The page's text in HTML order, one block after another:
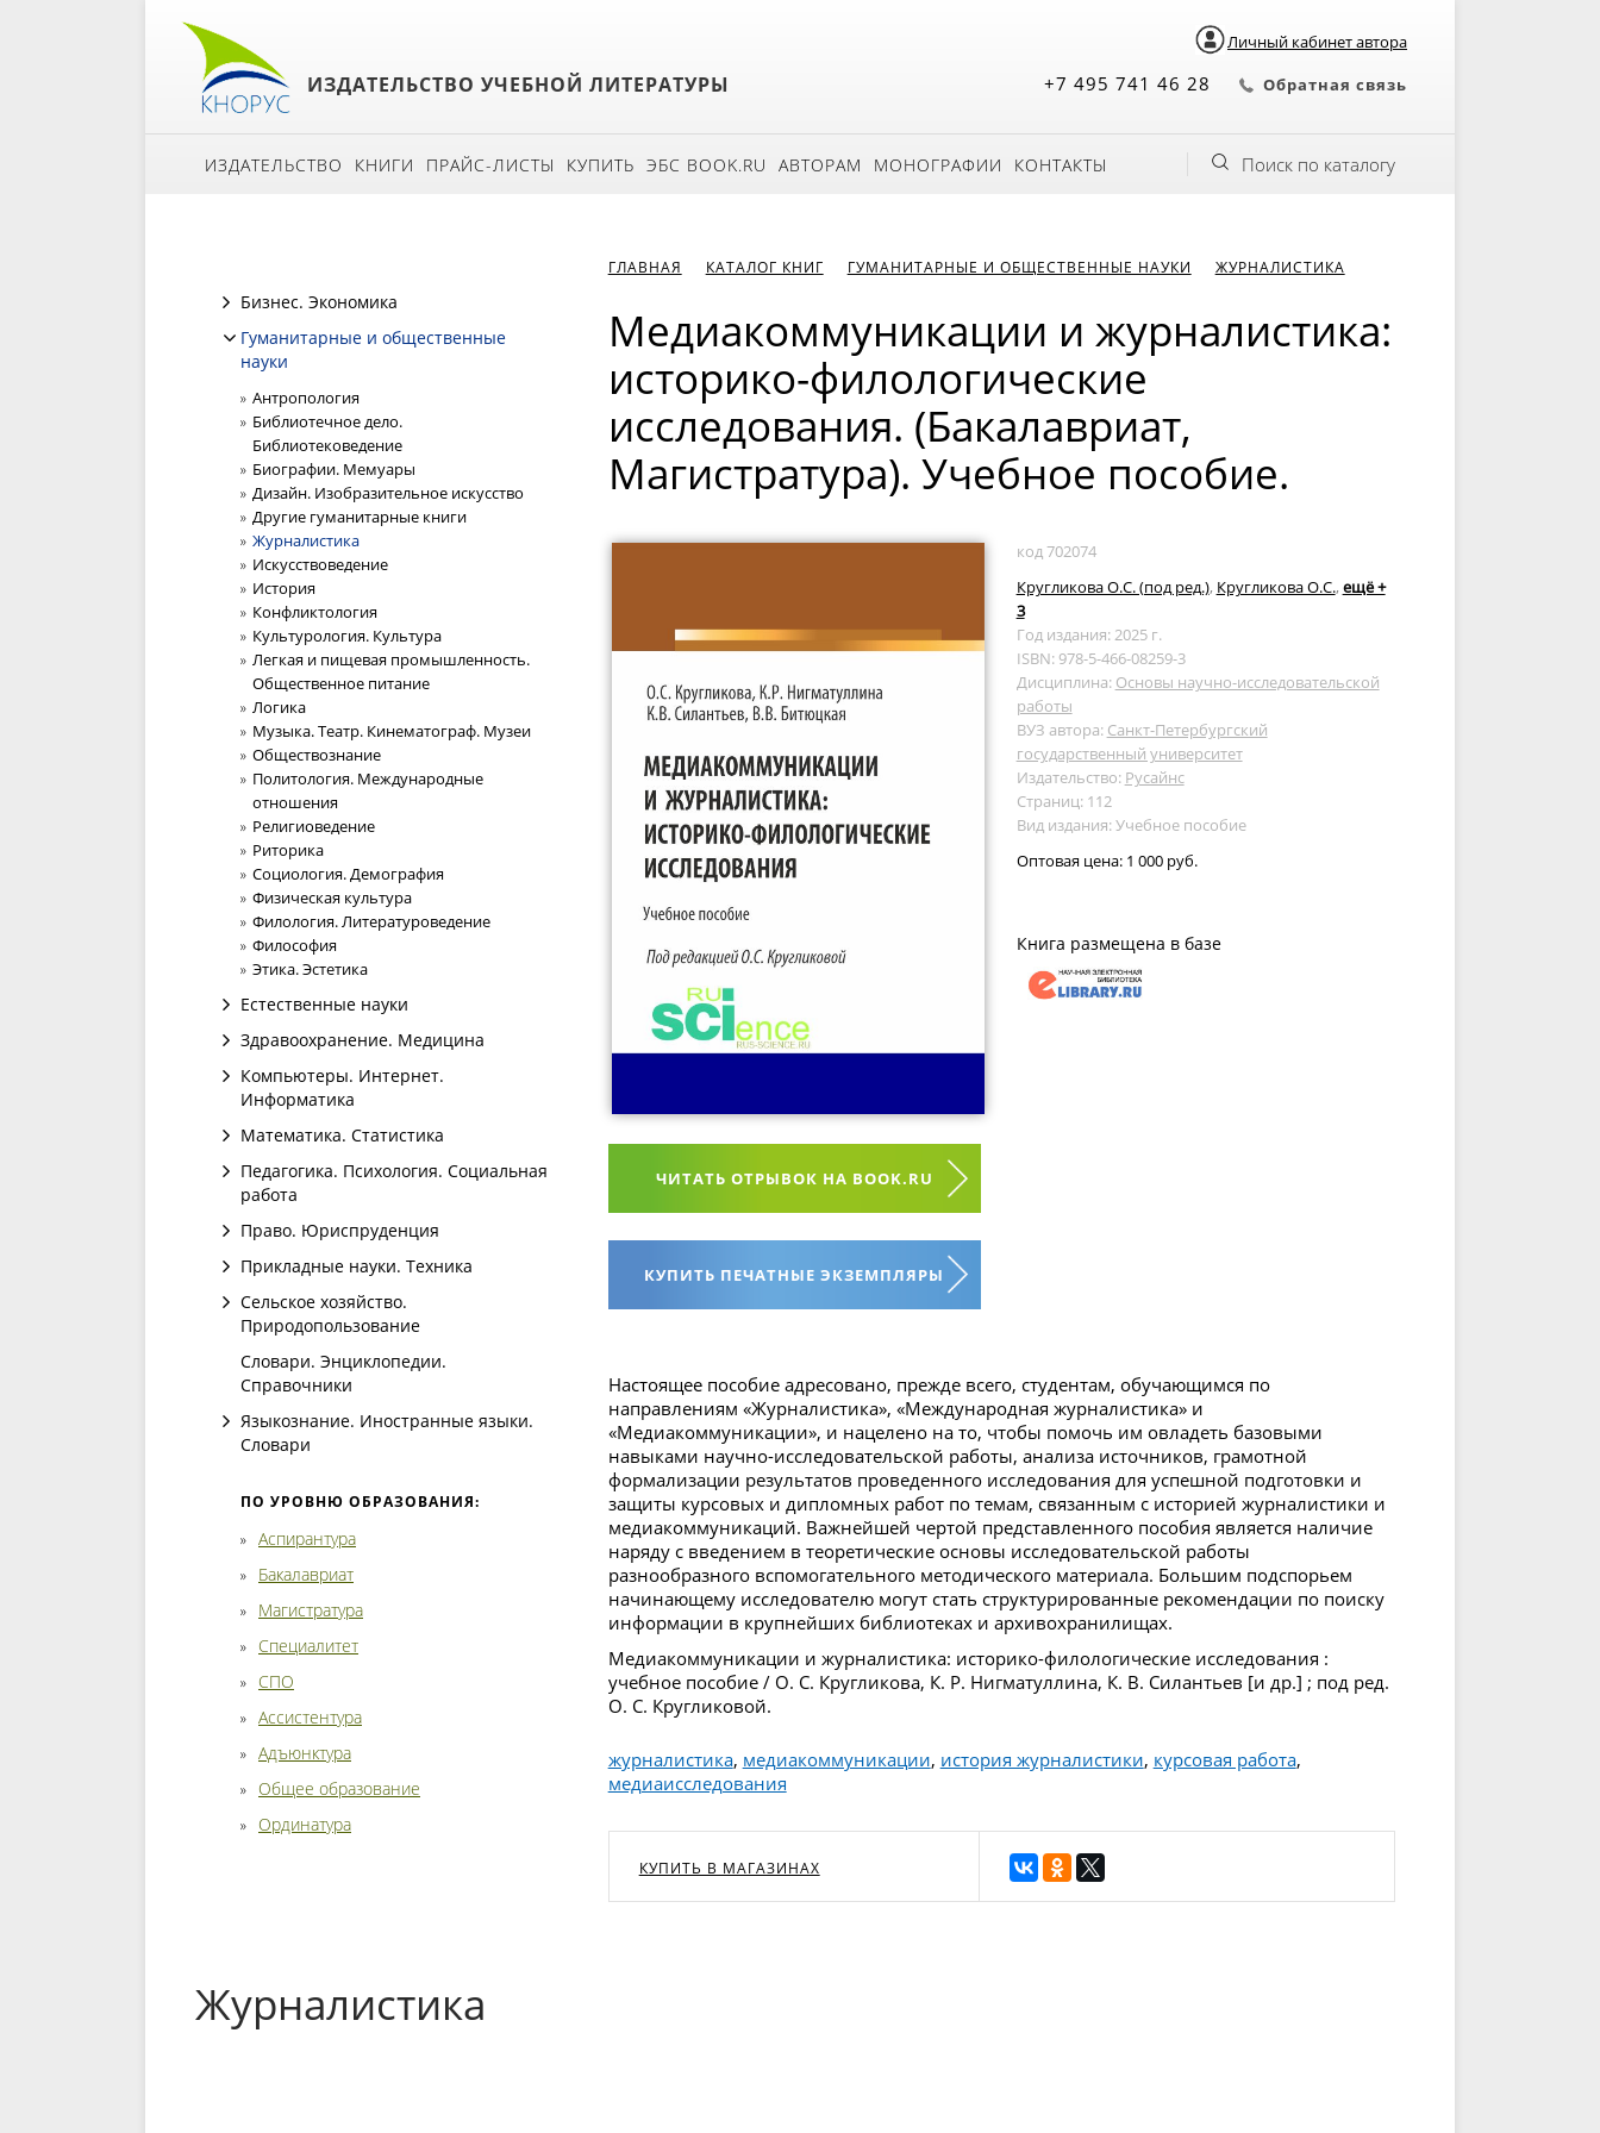
Личный кабинет автора
ИЗДАТЕЛЬСТВО УЧЕБНОЙ ЛИТЕРАТУРЫ +7 495 741 46 28 Обратная связь
ИЗДАТЕЛЬСТВО КНИГИ ПРАЙС-ЛИСТЫ КУПИТЬ ЭБС BOOK.RU АВТОРАМ МОНОГРАФИИ КОНТАКТЫ Поиск по каталогу
Бизнес. Экономика
Гуманитарные и общественные
науки
Антропология
Библиотечное дело.
Библиотековедение
Биографии. Мемуары
Дизайн. Изобразительное искусство
Другие гуманитарные книги
Журналистика
Искусствоведение
История
Конфликтология
Культурология. Культура
Легкая и пищевая промышленность.
Общественное питание
Логика
Музыка. Театр. Кинематограф. Музеи
Обществознание
Политология. Международные
отношения
Религиоведение
Риторика
Социология. Демография
Физическая культура
Филология. Литературоведение
Философия
Этика. Эстетика
Естественные науки
Здравоохранение. Медицина
Компьютеры. Интернет.
Информатика
Математика. Статистика
Педагогика. Психология. Социальная
работа
Право. Юриспруденция
Прикладные науки. Техника
Сельское хозяйство.
Природопользование
Словари. Энциклопедии.
Справочники
Языкознание. Иностранные языки.
Словари
ПО УРОВНЮ ОБРАЗОВАНИЯ:
Аспирантура
Бакалавриат
Магистратура
Специалитет
СПО
Ассистентура
Адъюнктура
Общее образование
Ординатура
ГЛАВНАЯ КАТАЛОГ КНИГ ГУМАНИТАРНЫЕ И ОБЩЕСТВЕННЫЕ НАУКИ ЖУРНАЛИСТИКА
Медиакоммуникации и журналистика:
историко-филологические
исследования. (Бакалавриат,
Магистратура). Учебное пособие.
ЧИТАТЬ ОТРЫВОК НА BOOK.RU
КУПИТЬ ПЕЧАТНЫЕ ЭКЗЕМПЛЯРЫ
код 702074
Кругликова О.С. (под ред.), Кругликова О.С., ещё +
3
Год издания: 2025 г.
ISBN: 978-5-466-08259-3
Дисциплина: Основы научно-исследовательской
работы
ВУЗ автора: Санкт-Петербургский
государственный университет
Издательство: Русайнс
Страниц: 112
Вид издания: Учебное пособие
Оптовая цена: 1 000 руб.
Книга размещена в базе
Настоящее пособие адресовано, прежде всего, студентам, обучающимся по
направлениям «Журналистика», «Международная журналистика» и
«Медиакоммуникации», и нацелено на то, чтобы помочь им овладеть базовыми
навыками научно-исследовательской работы, анализа источников, грамотной
формализации результатов проведенного исследования для успешной подготовки и
защиты курсовых и дипломных работ по темам, связанным с историей журналистики и
медиакоммуникаций. Важнейшей чертой представленного пособия является наличие
наряду с введением в теоретические основы исследовательской работы
разнообразного вспомогательного методического материала. Большим подспорьем
начинающему исследователю могут стать структурированные рекомендации по поиску
информации в крупнейших библиотеках и архивохранилищах.
Медиакоммуникации и журналистика: историко-филологические исследования :
учебное пособие / О. С. Кругликова, К. Р. Нигматуллина, К. В. Силантьев [и др.] ; под ред.
О. С. Кругликовой.
журналистика, медиакоммуникации, история журналистики, курсовая работа,
медиаисследования
КУПИТЬ В МАГАЗИНАХ
Журналистика